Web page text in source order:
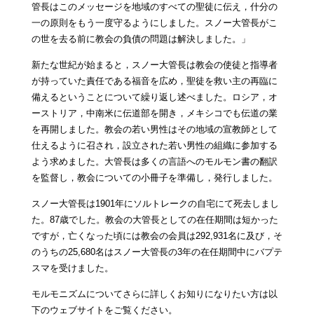
管長はこのメッセージを地域のすべての聖徒に伝え，什分の
一の原則をもう一度守るようにしました。スノー大管長がこ
の世を去る前に教会の負債の問題は解決しました。」
新たな世紀が始まると，スノー大管長は教会の使徒と指導者
が持っていた責任である福音を広め，聖徒を救い主の再臨に
備えるということについて繰り返し述べました。ロシア，オ
ーストリア，中南米に伝道部を開き，メキシコでも伝道の業
を再開しました。教会の若い男性はその地域の宣教師として
仕えるように召され，設立された若い男性の組織に参加する
よう求めました。大管長は多くの言語へのモルモン書の翻訳
を監督し，教会についての小冊子を準備し，発行しました。
スノー大管長は1901年にソルトレークの自宅にて死去しまし
た。87歳でした。教会の大管長としての在任期間は短かった
ですが，亡くなった頃には教会の会員は292,931名に及び，そ
のうちの25,680名はスノー大管長の3年の在任期間中にバプテ
スマを受けました。
モルモニズムについてさらに詳しくお知りになりたい方は以
下のウェブサイトをご覧ください。